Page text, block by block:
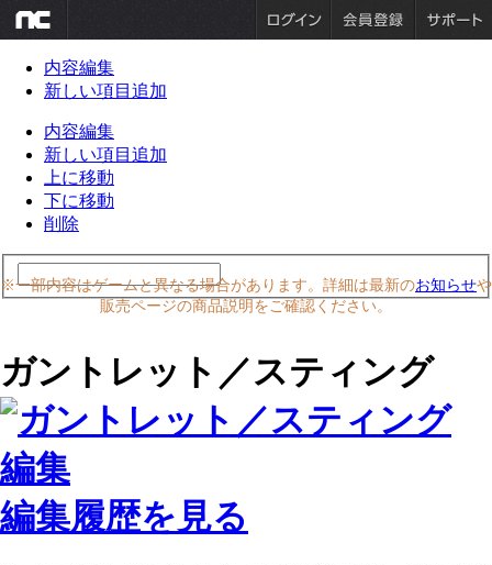
内容編集
新しい項目追加
内容編集
新しい項目追加
上に移動
下に移動
削除
※一部内容はゲームと異なる場合があります。詳細は最新のお知らせや
販売ページの商品説明をご確認ください。
ガントレット／スティング
編集履歴を見る